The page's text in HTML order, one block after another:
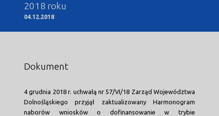
2018 roku
04.12.2018
Dokument
4 grudnia 2018 r. uchwałą nr 57/VI/18 Zarząd Województwa
Dolnośląskiego przyjął zaktualizowany Harmonogram
naborów wniosków o dofinansowanie w trybie